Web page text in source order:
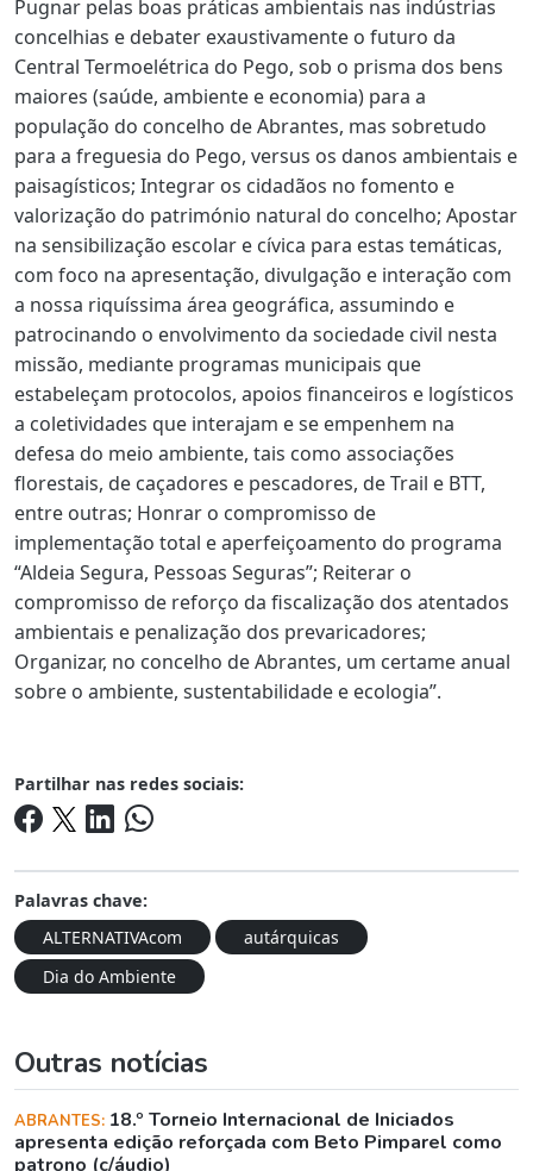
Pugnar pelas boas práticas ambientais nas indústrias
concelhias e debater exaustivamente o futuro da
Central Termoelétrica do Pego, sob o prisma dos bens
maiores (saúde, ambiente e economia) para a
população do concelho de Abrantes, mas sobretudo
para a freguesia do Pego, versus os danos ambientais e
paisagísticos; Integrar os cidadãos no fomento e
valorização do património natural do concelho; Apostar
na sensibilização escolar e cívica para estas temáticas,
com foco na apresentação, divulgação e interação com
a nossa riquíssima área geográfica, assumindo e
patrocinando o envolvimento da sociedade civil nesta
missão, mediante programas municipais que
estabeleçam protocolos, apoios financeiros e logísticos
a coletividades que interajam e se empenhem na
defesa do meio ambiente, tais como associações
florestais, de caçadores e pescadores, de Trail e BTT,
entre outras; Honrar o compromisso de
implementação total e aperfeiçoamento do programa
“Aldeia Segura, Pessoas Seguras”; Reiterar o
compromisso de reforço da fiscalização dos atentados
ambientais e penalização dos prevaricadores;
Organizar, no concelho de Abrantes, um certame anual
sobre o ambiente, sustentabilidade e ecologia”.
Partilhar nas redes sociais:
Palavras chave:
ALTERNATIVAcom
autárquicas
Dia do Ambiente
Outras notícias
ABRANTES: 18.º Torneio Internacional de Iniciados
apresenta edição reforçada com Beto Pimparel como
patrono (c/áudio)